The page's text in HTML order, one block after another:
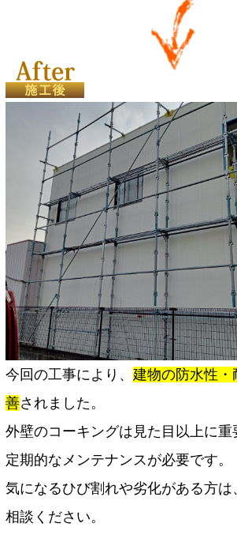
今回の工事により、 建物の防水性・
善されました。
外壁のコーキングは見た目以上に重
定期的なメンテナンスが必要です。
気になるひび割れや劣化がある方
相談ください。